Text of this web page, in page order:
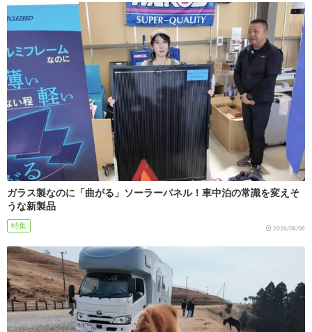
ガラス製なのに「曲がる」ソーラーパネル！車中泊の常識を変えそ
うな新製品
特集 2026/08/06